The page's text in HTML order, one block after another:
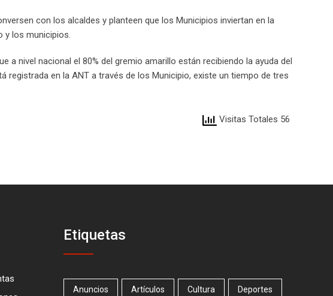
con los alcaldes y planteen que los Municipios inviertan en la
y los municipios.
nivel nacional el 80% del gremio amarillo están recibiendo la ayuda del
en la ANT a través de los Municipio, existe un tiempo de tres
Visitas Totales 56
Etiquetas
Anuncios Artículos Cultura Deportes